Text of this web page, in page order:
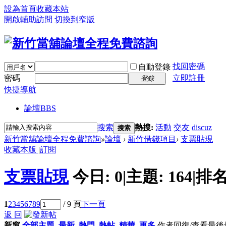
設為首頁收藏本站
開啟輔助訪問 切換到窄版
自動登錄 找回密碼
密碼
登錄
立即註冊
快捷導航
論壇BBS
搜索 搜索 熱搜: 活動 交友 discuz
新竹當舖論壇全程免費諮詢»論壇 › 新竹借錢項目 › 支票貼現
收藏本版 |訂閱
支票貼現 今日: 0|主題: 164|排
123456789 / 9 頁下一頁
返 回